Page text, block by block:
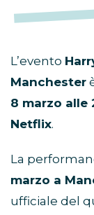
L’evento
Manchester
8 marzo alle
Netflix.
La
marzo a
ufficiale del